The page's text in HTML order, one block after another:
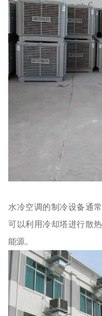
水冷空调的制冷设备通
可以利用冷却塔进行散
能源。